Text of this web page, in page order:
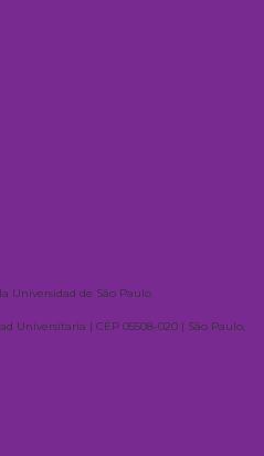
Universidad de São Paulo
Universitaria | CEP 05508-020 | São Paulo,